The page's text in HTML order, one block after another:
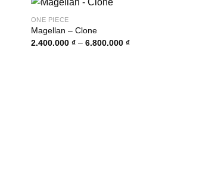
ONE PIECE
Magellan – Clone
2.400.000 ₫ – 6.800.000 ₫Khoảng